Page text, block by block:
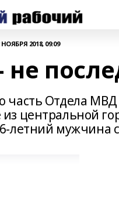
НОЯБРЯ 2018, 09:09
не
часть Отдела МВД
центральной
летний мужчина